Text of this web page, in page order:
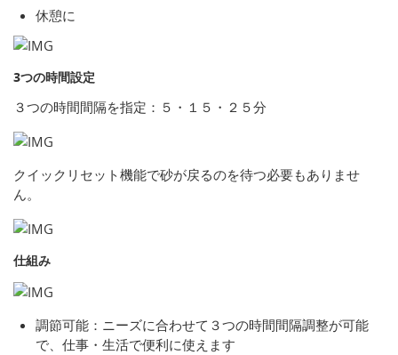
休憩に
3つの時間設定
３つの時間間隔を指定：５・１５・２５分
クイックリセット機能で砂が戻るのを待つ必要もありませ
ん。
仕組み
調節可能：ニーズに合わせて３つの時間間隔調整が可能
で、仕事・生活で便利に使えます